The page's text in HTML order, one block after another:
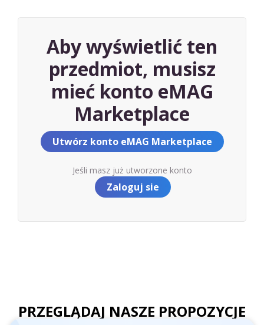
Aby wyświetlić ten
przedmiot, musisz
mieć konto eMAG
Marketplace
Utwórz konto eMAG Marketplace
Jeśli masz już utworzone konto
Zaloguj sie
PRZEGLĄDAJ NASZE PROPOZYCJE